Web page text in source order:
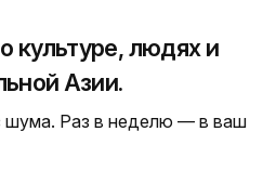
культуре, людях и
Азии.
шума. Раз в неделю — в ваш